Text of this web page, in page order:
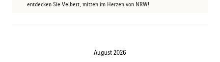
entdecken Sie Velbert, mitten im Herzen von NRW!
August 2026